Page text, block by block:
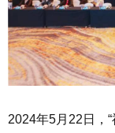
2024年5月22日，